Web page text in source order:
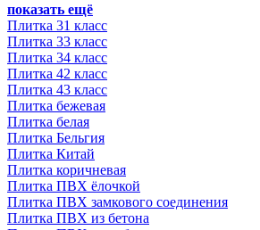
показать ещё
Плитка 31 класс
Плитка 33 класс
Плитка 34 класс
Плитка 42 класс
Плитка 43 класс
Плитка бежевая
Плитка белая
Плитка Бельгия
Плитка Китай
Плитка коричневая
Плитка ПВХ ёлочкой
Плитка ПВХ замкового соединения
Плитка ПВХ из бетона